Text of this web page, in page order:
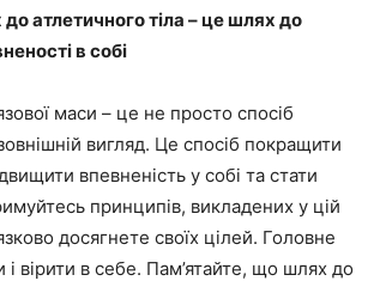
атлетичного тіла – це шлях до
в собі
маси – це не просто спосіб
вигляд. Це спосіб покращити
впевненість у собі та стати
принципів, викладених у цій
досягнете своїх цілей. Головне
і вірити в себе. Пам’ятайте, що шлях до